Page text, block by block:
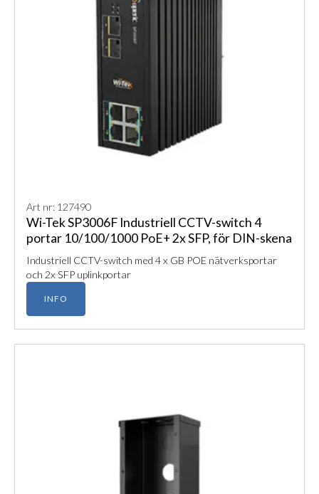
Art nr: 127490
Wi-Tek SP3006F Industriell CCTV-switch 4
portar 10/100/1000 PoE+ 2x SFP, för DIN-skena
Industriell CCTV-switch med 4 x GB POE nätverksportar
och 2x SFP uplinkportar
INFO